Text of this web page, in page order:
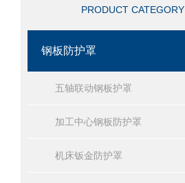
PRODUCT CATEGORY
钢板防护罩
五轴联动钢板护罩
加工中心钢板防护罩
机床钣金防护罩